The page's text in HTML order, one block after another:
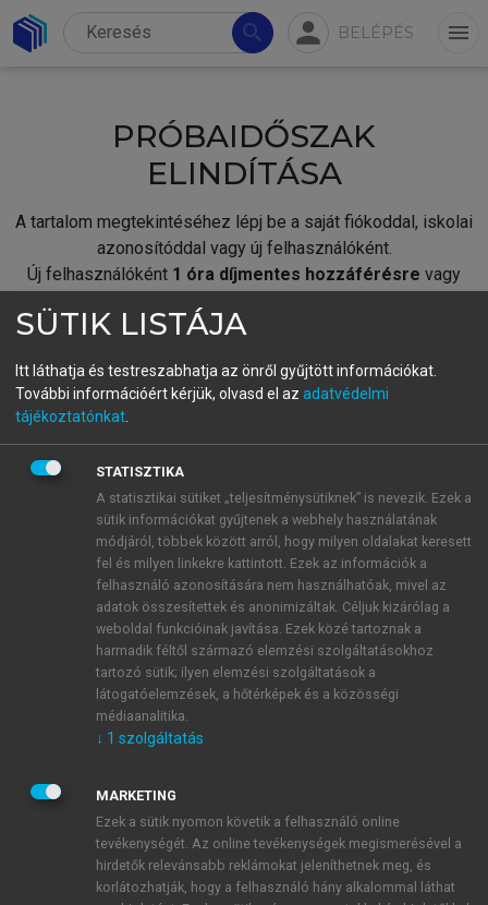
search person BELÉPÉS menu
PRÓBAIDŐSZAK
ELINDÍTÁSA
A tartalom megtekintéséhez lépj be a saját fiókoddal, iskolai
azonosítóddal vagy új felhasználóként.
Új felhasználóként 1 óra díjmentes hozzáférésre vagy
fiókoddal,vagy hozz létre új fiókot.
A regisztráció után apróbaidőszakautomatikusan
BELÉPÉS SAJÁT FIÓKKAL
ÚJ FIÓK LÉTREHOZÁSA
1 óra díjmentes hozzáférés
E-MAIL-CÍM
JELSZÓ
JELSZÓ ÚJRA
SÜTIK LISTÁJA
Itt láthatja és testreszabhatja az önről gyűjtött információkat.
További információért kérjük, olvasd el az adatvédelmi
tájékoztatónkat
STATISZTIKA
A statisztikai sütiket „teljesítménysütiknek” is nevezik. Ezek a
sütik információkat gyűjtenek a webhely használatának
módjáról, többek között arról, hogy milyen oldalakat keresett
fel és milyen linkekre kattintott. Ezek az információk a
felhasználó azonosítására nem használhatóak, mivel az
adatok összesítettek és anonimizáltak. Céljuk kizárólag a
weboldal funkcióinak javítása. Ezek közé tartoznak a
harmadik féltől származó elemzési szolgáltatásokhoz
tartozó sütik; ilyen elemzési szolgáltatások a
látogatóelemzések, a hőtérképek és a közösségi
médiaanalitika.
↓ 1 szolgáltatás
MARKETING
Ezek a sütik nyomon követik a felhasználó online
tevékenységét. Az online tevékenységek megismerésével a
hirdetők relevánsabb reklámokat jeleníthetnek meg, és
korlátozhatják, hogy a felhasználó hány alkalommal láthat